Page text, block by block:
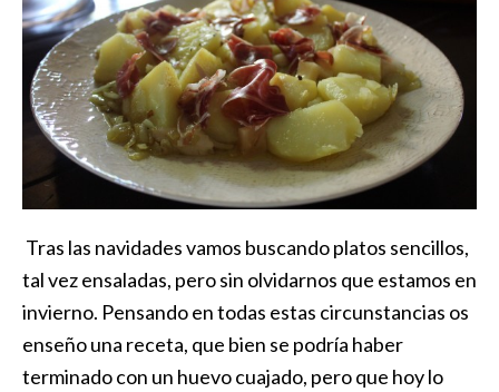
Tras las navidades vamos buscando platos sencillos,
tal vez ensaladas, pero sin olvidarnos que estamos en
invierno. Pensando en todas estas circunstancias os
enseño una receta, que bien se podría haber
terminado con un huevo cuajado, pero que hoy lo